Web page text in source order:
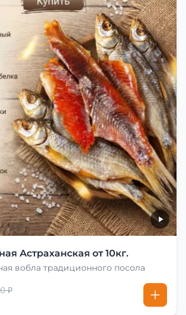
Астраханская от 10кг.
вобла традиционного посола
₽